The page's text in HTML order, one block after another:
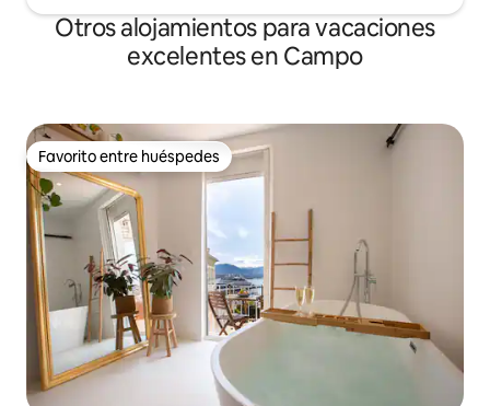
Otros alojamientos para vacaciones
excelentes en Campo
Favorito entre huéspedes
Favorito entre huéspedes